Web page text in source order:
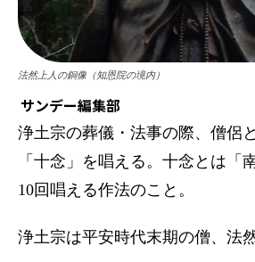
法然上人の銅像（知恩院の境内）
サンデー編集部
浄土宗の葬儀・法事の際、僧侶
「十念」を唱える。十念とは「
10回唱える作法のこと。
浄土宗は平安時代末期の僧、法